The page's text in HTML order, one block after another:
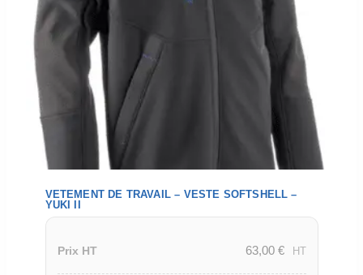
VETEMENT DE TRAVAIL – VESTE SOFTSHELL –
YUKI II
Prix HT 63,00 € HT